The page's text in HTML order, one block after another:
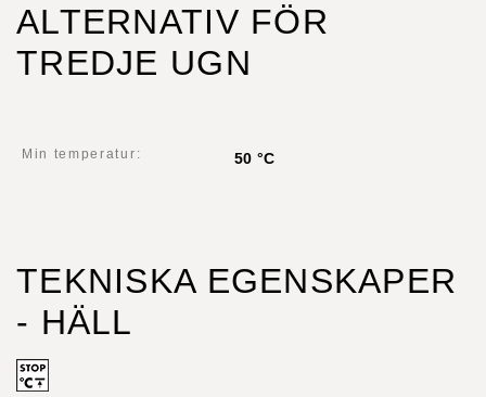
ALTERNATIV FÖR
TREDJE UGN
Min temperatur: 50 °C
TEKNISKA EGENSKAPER
- HÄLL